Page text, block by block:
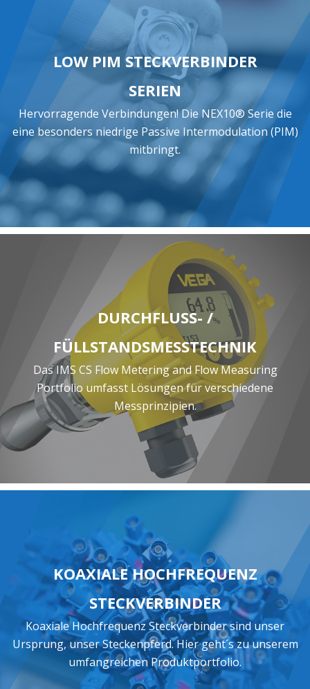
LOW PIM STECKVERBINDER
SERIEN
Hervorragende Verbindungen! Die NEX10® Serie die
eine besonders niedrige Passive Intermodulation (PIM)
mitbringt.
DURCHFLUSS- /
FÜLLSTANDSMESSTECHNIK
Das IMS CS Flow Metering and Flow Measuring
Portfolio umfasst Lösungen für verschiedene
Messprinzipien.
KOAXIALE HOCHFREQUENZ
STECKVERBINDER
Koaxiale Hochfrequenz Steckverbinder sind unser
Ursprung, unser Steckenpferd. Hier geht´s zu unserem
umfangreichen Produktportfolio.